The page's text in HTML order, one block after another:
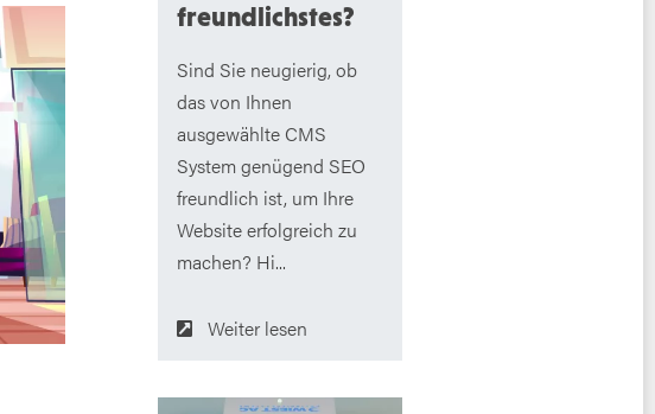
freundlichstes?
Sind Sie neugierig, ob
das von Ihnen
ausgewählte CMS
System genügend SEO
freundlich ist, um Ihre
Website erfolgreich zu
machen? Hi...
Weiter lesen